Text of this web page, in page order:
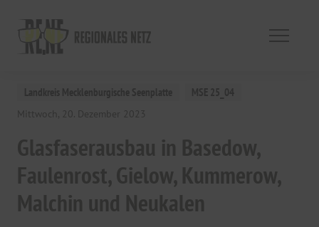
Mittwoch, 20. Dezember 2023
Glasfaserausbau in Basedow,
Faulenrost, Gielow, Kummerow,
Malchin und Neukalen